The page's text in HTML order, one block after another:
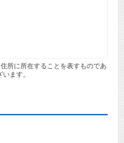
所に所在することを表すものであ
ます。